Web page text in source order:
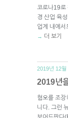
코로나19로
경 산업 육
업계 내에서
→ 더 보기
2019년 12월
2019년
혐오를 조장
니다. 그런